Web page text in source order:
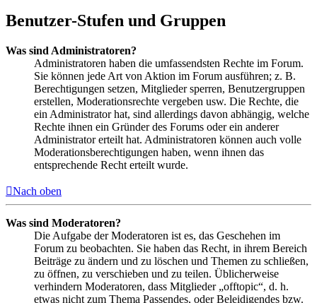
Benutzer-Stufen und Gruppen
Was sind Administratoren?
Administratoren haben die umfassendsten Rechte im Forum.
Sie können jede Art von Aktion im Forum ausführen; z. B.
Berechtigungen setzen, Mitglieder sperren, Benutzergruppen
erstellen, Moderationsrechte vergeben usw. Die Rechte, die
ein Administrator hat, sind allerdings davon abhängig, welche
Rechte ihnen ein Gründer des Forums oder ein anderer
Administrator erteilt hat. Administratoren können auch volle
Moderationsberechtigungen haben, wenn ihnen das
entsprechende Recht erteilt wurde.
Nach oben
Was sind Moderatoren?
Die Aufgabe der Moderatoren ist es, das Geschehen im
Forum zu beobachten. Sie haben das Recht, in ihrem Bereich
Beiträge zu ändern und zu löschen und Themen zu schließen,
zu öffnen, zu verschieben und zu teilen. Üblicherweise
verhindern Moderatoren, dass Mitglieder „offtopic“, d. h.
etwas nicht zum Thema Passendes, oder Beleidigendes bzw.